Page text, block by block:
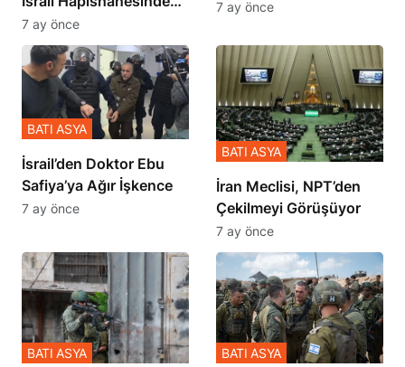
Zulmü Anlattı
7 ay önce
İçinde Gerçekleşmiş
7 ay önce
İsrail’den Doktor Ebu
Safiya’ya Ağır İşkence
BATI ASYA
7 ay önce
İran Meclisi, NPT’den
Çekilmeyi Görüşüyor
BATI ASYA
7 ay önce
BATI ASYA BATI ASYA